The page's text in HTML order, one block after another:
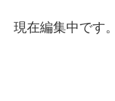
現在編集中です